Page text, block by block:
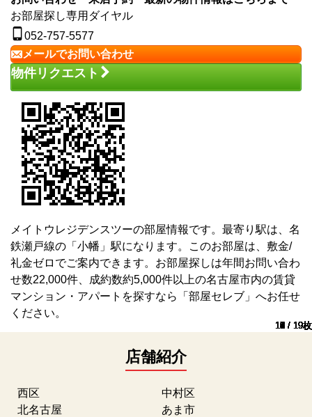
1 / 19枚
2 / 19枚
3 / 19枚
4 / 19枚
5 / 19枚
6 / 19枚
7 / 19枚
8 / 19枚
9 / 19枚
10 / 19枚
11 / 19枚
12 / 19枚
13 / 19枚
14 / 19枚
15 / 19枚
16 / 19枚
17 / 19枚
18 / 19枚
19 / 19枚
お部屋探し専用ダイヤル
052-757-5577
メールでお問い合わせ
物件リクエスト
メイトウレジデンスツーの部屋情報です。最寄り駅は、名
鉄瀬戸線の「小幡」駅になります。このお部屋は、敷金/
礼金ゼロでご案内できます。お部屋探しは年間お問い合わ
せ数22,000件、成約数約5,000件以上の名古屋市内の賃貸
マンション・アパートを探すなら「部屋セレブ」へお任せ
ください。
店舗紹介
部屋セレブ名古屋駅前店
名駅通勤エリア
部屋セレブ名古屋店